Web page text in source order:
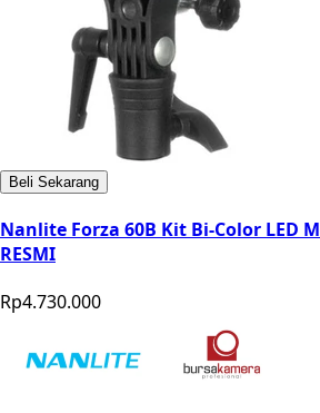
Beli Sekarang
Nanlite Forza 60B Kit Bi-Color LED
RESMI
Rp4.730.000